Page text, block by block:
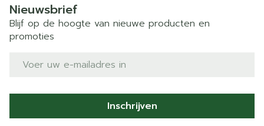
Nieuwsbrief
Blijf op de hoogte van nieuwe producten en
promoties
E-mail adres
Inschrijven